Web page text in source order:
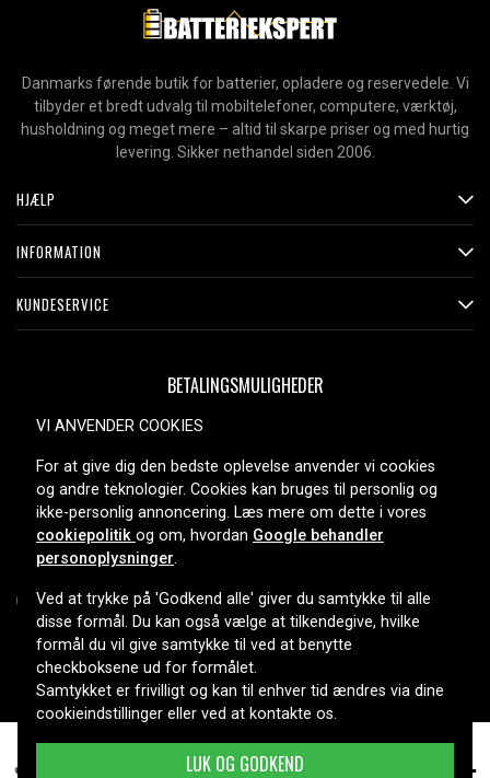
Compaq Presario CQ35-225TX, 10,8V, 4800 mAh 219 kr.
Danmarks førende butik for batterier, opladere og reservedele. Vi
tilbyder et bredt udvalg til mobiltelefoner, computere, værktøj,
husholdning og meget mere – altid til skarpe priser og med hurtig
levering. Sikker nethandel siden 2006.
HJÆLP
INFORMATION
KUNDESERVICE
BETALINGSMULIGHEDER
LEVERINGSMULIGHEDER
Copyright © 2026, Spares Nordic AB
VI ANVENDER COOKIES
For at give dig den bedste oplevelse anvender vi cookies
og andre teknologier. Cookies kan bruges til personlig og
ikke-personlig annoncering. Læs mere om dette i vores
cookiepolitik og om, hvordan Google behandler
personoplysninger.
Ved at trykke på 'Godkend alle' giver du samtykke til alle
disse formål. Du kan også vælge at tilkendegive, hvilke
formål du vil give samtykke til ved at benytte
checkboksene ud for formålet.
Samtykket er frivilligt og kan til enhver tid ændres via dine
cookieindstillinger eller ved at kontakte os.
LUK OG GODKEND